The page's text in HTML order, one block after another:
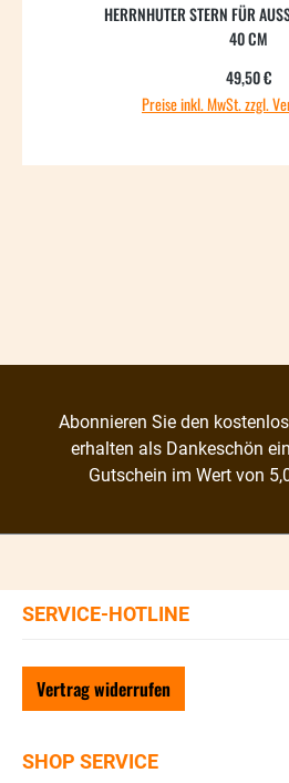
HERRNHUTER STERN FÜR
40 CM
49,50 €
Preise inkl. MwSt. zzgl.
Abonnieren Sie den
erhalten als Dankeschön
Gutschein im Wert von
SERVICE-HOTLINE
Vertrag widerrufen
SHOP SERVICE